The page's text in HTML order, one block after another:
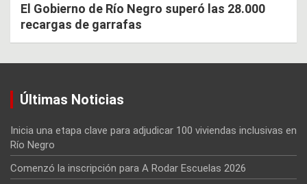
El Gobierno de Río Negro superó las 28.000
recargas de garrafas
Últimas Noticias
Inicia una etapa clave para adjudicar 100 viviendas inclusivas en
Río Negro
Comenzó la inscripción para A Rodar Escuelas 2026